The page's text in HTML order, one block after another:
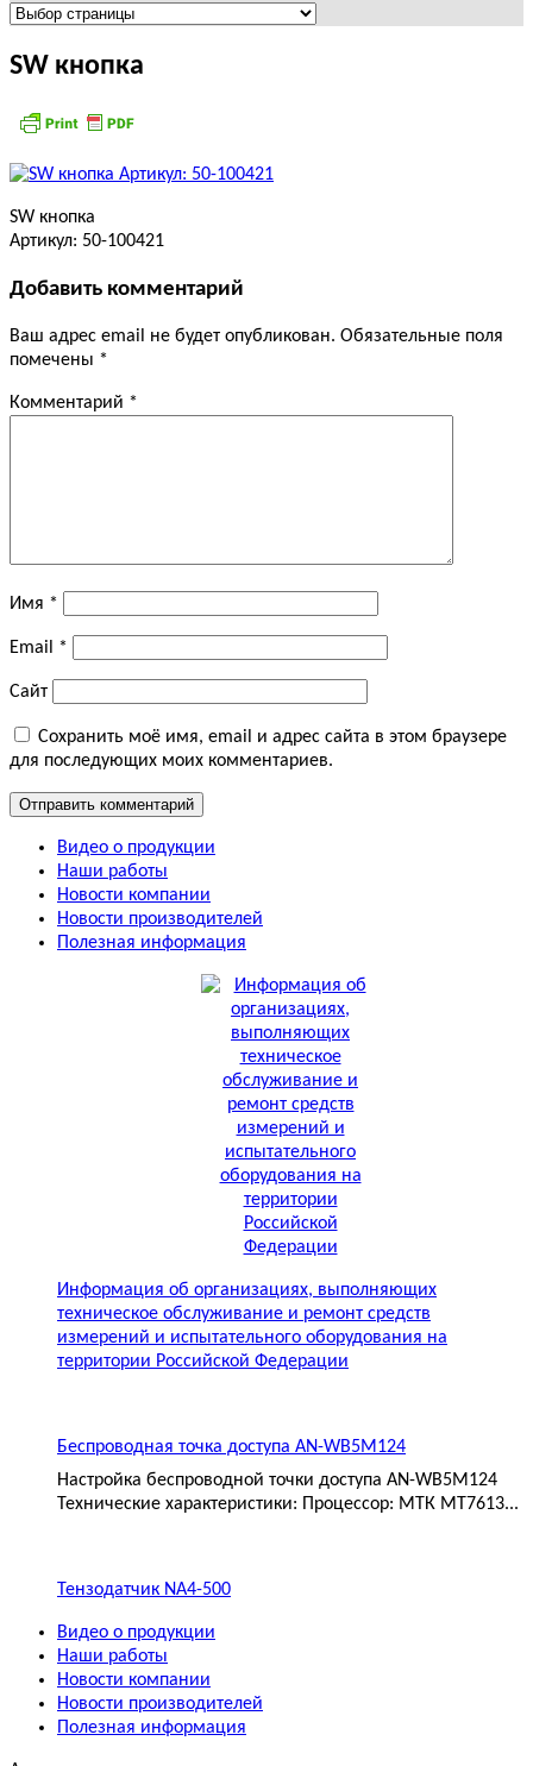
Меню
SW кнопка
SW кнопка
Артикул: 50-100421
Добавить комментарий
Ваш адрес email не будет опубликован. Обязательные поля
помечены *
Комментарий *
Имя *
Email *
Сайт
Сохранить моё имя, email и адрес сайта в этом браузере
для последующих моих комментариев.
Видео о продукции
Наши работы
Новости компании
Новости производителей
Полезная информация
Информация об организациях, выполняющих
техническое обслуживание и ремонт средств
измерений и испытательного оборудования на
территории Российской Федерации
Беспроводная точка доступа AN-WB5M124
Настройка беспроводной точки доступа AN-WB5M124
Технические характеристики: Процессор: МТК MT7613...
Тензодатчик NA4-500
Видео о продукции
Наши работы
Новости компании
Новости производителей
Полезная информация